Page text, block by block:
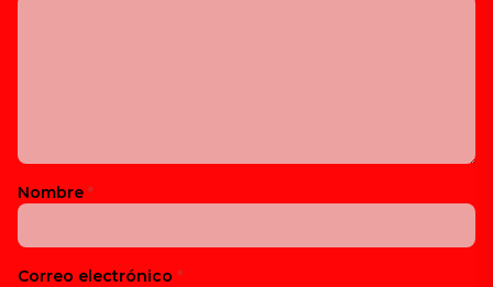
Nombre *
Correo electrónico *